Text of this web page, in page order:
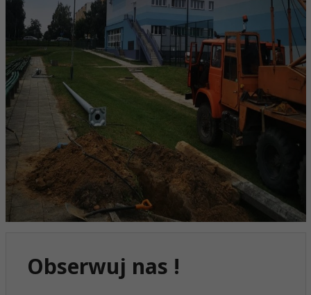
Obserwuj nas !